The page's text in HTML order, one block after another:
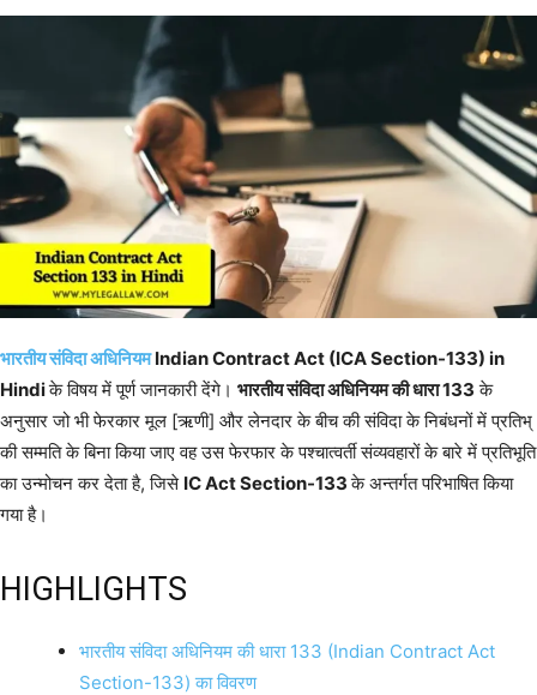
भारतीय संविदा अधिनियमIndian Contract Act (ICA Section-133) in
Hindiके विषय में पूर्ण जानकारी देंगे। भारतीय संविदा अधिनियम की धारा 133 के
अनुसार जो भी फेरकार मूल [ऋणी] और लेनदार के बीच की संविदा के निबंधनों में प्रतिभ्
की सम्मति के बिना किया जाए वह उस फेरफार के पश्चात्वर्ती संव्यवहारों के बारे में प्रतिभूति
का उन्मोचन कर देता है, जिसे IC Act Section-133के अन्तर्गत परिभाषित किया
गया है।
HIGHLIGHTS
भारतीय संविदा अधिनियम की धारा 133 (Indian Contract Act
Section-133) का विवरण